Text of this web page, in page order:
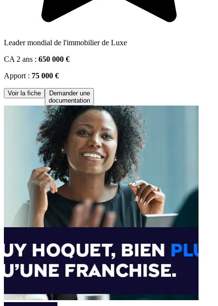
Leader mondial de l'immobilier de Luxe
CA 2 ans : 650 000 €
Apport : 75 000 €
Voir la fiche
Demander une
documentation